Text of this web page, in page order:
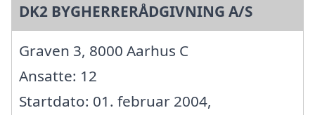
DK2 BYGHERRERÅDGIVNING A/S
Graven 3, 8000 Aarhus C
Ansatte: 12
Startdato: 01. februar 2004,